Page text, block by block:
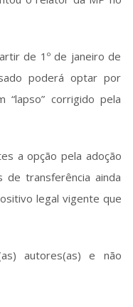
de 1º de janeiro de
poderá optar por
corrigido pela
a opção pela adoção
transferência ainda
legal vigente que
autores(as) e não